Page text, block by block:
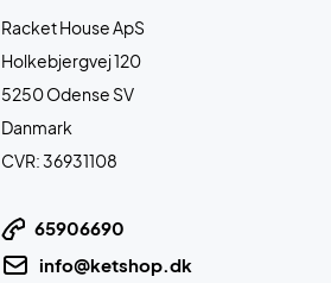
Racket House ApS
Holkebjergvej 120
5250 Odense SV
Danmark
CVR: 36931108
65906690
info@ketshop.dk